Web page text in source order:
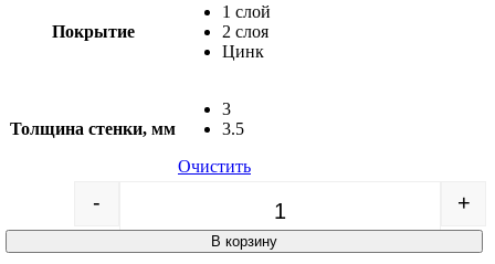
Покрытие
1 слой
2 слоя
Цинк
Толщина стенки, мм
3
3.5
Очистить
Quantity
- +
В корзину